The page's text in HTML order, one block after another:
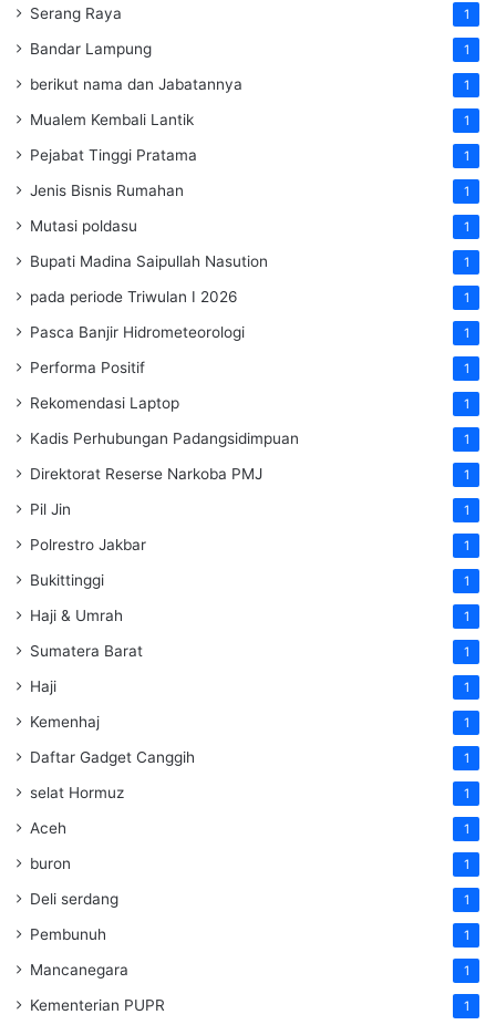
Serang Raya 1
Bandar Lampung 1
berikut nama dan Jabatannya 1
Mualem Kembali Lantik 1
Pejabat Tinggi Pratama 1
Jenis Bisnis Rumahan 1
Mutasi poldasu 1
Bupati Madina Saipullah Nasution 1
pada periode Triwulan I 2026 1
Pasca Banjir Hidrometeorologi 1
Performa Positif 1
Rekomendasi Laptop 1
Kadis Perhubungan Padangsidimpuan 1
Direktorat Reserse Narkoba PMJ 1
Pil Jin 1
Polrestro Jakbar 1
Bukittinggi 1
Haji & Umrah 1
Sumatera Barat 1
Haji 1
Kemenhaj 1
Daftar Gadget Canggih 1
selat Hormuz 1
Aceh 1
buron 1
Deli serdang 1
Pembunuh 1
Mancanegara 1
Kementerian PUPR 1